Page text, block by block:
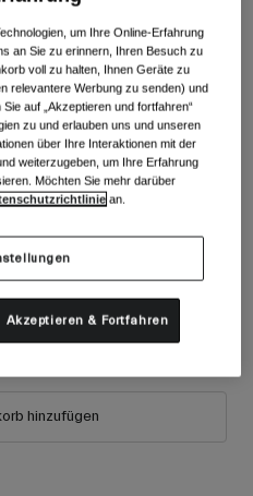
hinzufügen
um Ihre Online-Erfahrung
an Sie zu erinnern, Ihren Besuch zu
voll zu halten, Ihnen Geräte zu
relevantere Werbung zu senden) und
auf „Akzeptieren und fortfahren“
zu und erlauben uns und unseren
über Ihre Interaktionen mit der
weiterzugeben, um Ihre Erfahrung
Möchten Sie mehr darüber
an.
Akzeptieren & Fortfahren